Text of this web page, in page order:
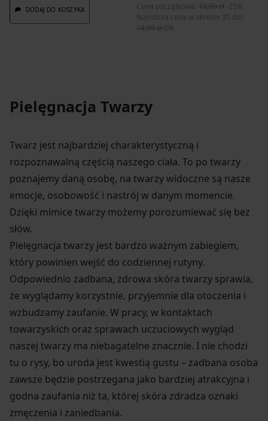
DODAJ DO KOSZYKA Cena początkowa: 19,99 zł-25%
Najniższa cena w okresie 30 dni:
14,99 zł0%
Pielęgnacja Twarzy
Twarz jest najbardziej charakterystyczną i
rozpoznawalną częścią naszego ciała. To po twarzy
poznajemy daną osobę, na twarzy widoczne są nasze
emocje, osobowość i nastrój w danym momencie.
Dzięki mimice twarzy możemy porozumiewać się bez
słów.
Pielęgnacja twarzy jest bardzo ważnym zabiegiem,
który powinien wejść do codziennej rutyny.
Odpowiednio zadbana, zdrowa skóra twarzy sprawia,
że wyglądamy korzystnie, przyjemnie dla otoczenia i
wzbudzamy zaufanie. W pracy, w kontaktach
towarzyskich oraz sprawach uczuciowych wygląd
naszej twarzy ma niebagatelne znacznie. I nie chodzi
tu o rysy, bo uroda jest kwestią gustu – zadbana osoba
zawsze będzie postrzegana jako bardziej atrakcyjna i
godna zaufania niż ta, której skóra zdradza oznaki
zmęczenia i zaniedbania.